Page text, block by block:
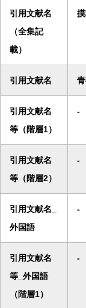
引用文献名
（全集記
載）
引用文献名
引用文献名
等（階層1）
-
引用文献名
等（階層2）
-
引用文献名_
外国語
-
引用文献名
等_外国語
（階層1）
-